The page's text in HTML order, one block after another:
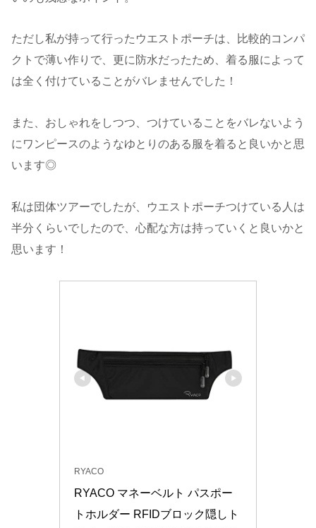
ただし私が持って行ったウエストポーチは、比較的コンパ
クトで薄い作りで、更に防水だったため、着る服によって
は全く付けていることがバレませんでした！
また、おしゃれをしつつ、つけていることをバレないよう
にワンピースのようなゆとりのある服を着ると良いかと思
います◎
私は団体ツアーでしたが、ウエストポーチつけている人は
半分くらいでしたので、心配な方は持っていくと良いかと
思います！
RYACO
RYACO マネーベルト パスポー
トホルダー RFIDブロック隠しト